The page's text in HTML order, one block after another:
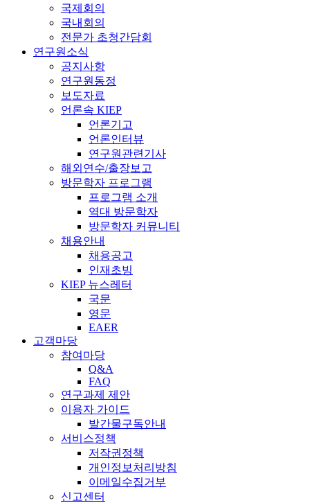
국제회의
국내회의
전문가 초청간담회
연구원소식
공지사항
연구원동정
보도자료
언론속 KIEP
언론기고
언론인터뷰
연구원관련기사
해외연수/출장보고
방문학자 프로그램
프로그램 소개
역대 방문학자
방문학자 커뮤니티
채용안내
채용공고
인재초빙
KIEP 뉴스레터
국문
영문
EAER
고객마당
참여마당
Q&A
FAQ
연구과제 제안
이용자 가이드
발간물구독안내
서비스정책
저작권정책
개인정보처리방침
이메일수집거부
신고센터